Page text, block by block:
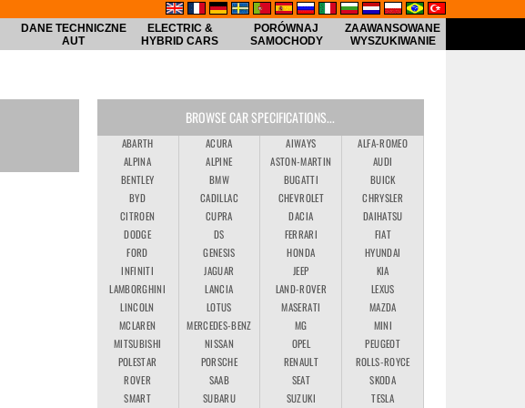
DANE TECHNICZNE
AUT
ELECTRIC &
HYBRID CARS
PORÓWNAJ
SAMOCHODY
ZAAWANSOWANE
WYSZUKIWANIE
BROWSE CAR SPECIFICATIONS...
ABARTH ACURA AIWAYS
ALFA-ROMEO
ALPINA
ALPINE ASTON-MARTIN
AUDI
BENTLEY
BMW BUGATTI
BUICK
BYD
CADILLAC CHEVROLET
CHRYSLER
CITROEN
CUPRA DACIA
DAIHATSU
DODGE
DS FERRARI
FIAT
FORD
GENESIS HONDA
HYUNDAI
INFINITI
JAGUAR JEEP
KIA
LAMBORGHINI
LANCIA LAND-ROVER
LEXUS
LINCOLN
LOTUS MASERATI
MAZDA
MCLAREN
MERCEDES-BENZ MG
MINI
MITSUBISHI
NISSAN OPEL
PEUGEOT
POLESTAR
PORSCHE RENAULT
ROLLS-ROYCE
ROVER
SAAB SEAT
SKODA
SMART
SUBARU SUZUKI
TESLA